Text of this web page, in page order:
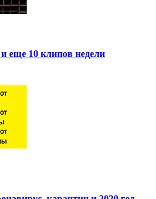
еще 10 клипов недели